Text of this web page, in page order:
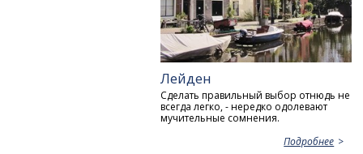
Лейден
Сделать правильный выбор отнюдь не
всегда легко, - нередко одолевают
мучительные сомнения.
Подробнее